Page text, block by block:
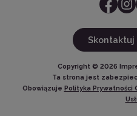
Skontaktuj
Copyright © 2026
Ta strona jest
Obowiązuje Polityka Prywatności